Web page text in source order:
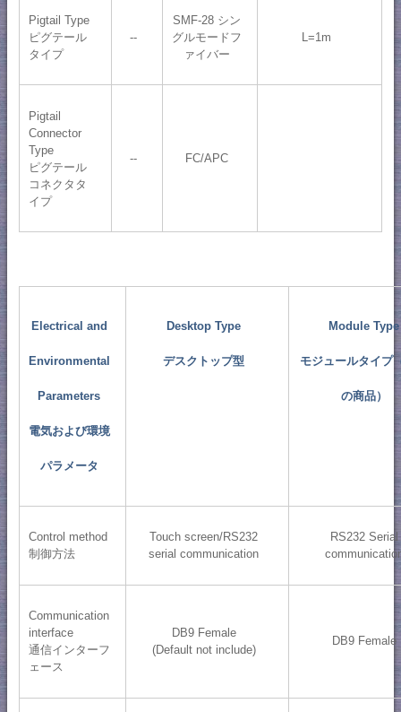
Pigtail Type
ピグテール
タイプ
--
SMF-28 シン
グルモードフ
ァイバー
L=1m
Pigtail
Connector
Type
ピグテール
コネクタタ
イプ
-- FC/APC
Electrical and
Environmental
Parameters
電気および環境
パラメータ
Desktop Type
デスクトップ型
Module Type
モジュールタイプ
の商品）
Control method
制御方法
Touch screen/RS232
serial communication
RS232 Serial
Communication
interface
通信インターフ
ェース
DB9 Female
(Default not include)
DB9 Female